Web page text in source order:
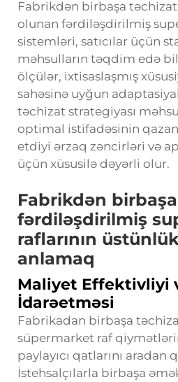
Fabrikdən birbaşa təchizat
olunan fərdiləşdirilmiş
sistemləri, satıcılar üçün
məhsulların təqdim edə
ölçülər, ixtisaslaşmış
sahəsinə uyğun
təchizat strategiyası
optimal istifadəsinin
etdiyi ərzaq zəncirləri və
üçün xüsusilə dəyərli olur.
Fabrikdən
fərdiləşdirilmiş
raflarının
anlamaq
Maliyet Effektivliyi
İdarəetməsi
Fabrikadan birbaşa
süpermarket raf
paylayıcı qatlarını aradan
İstehsalçılarla birbaşa